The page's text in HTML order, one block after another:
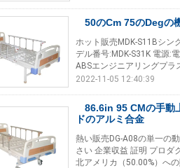
50のCm 75のDegの
ホット販売MDK-S11Bシン
デル番号:MDK-S31K 電源:
ABSエンジニアリングプラ
2022-11-05 12:40:39
86.6in 95 CMの手動
ドのアルミ合金
熱い販売DG-A08の単一の
さい 企業収益 証明 プロダ
北アメリカ（50.00%）へ